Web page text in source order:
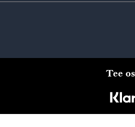
Tee